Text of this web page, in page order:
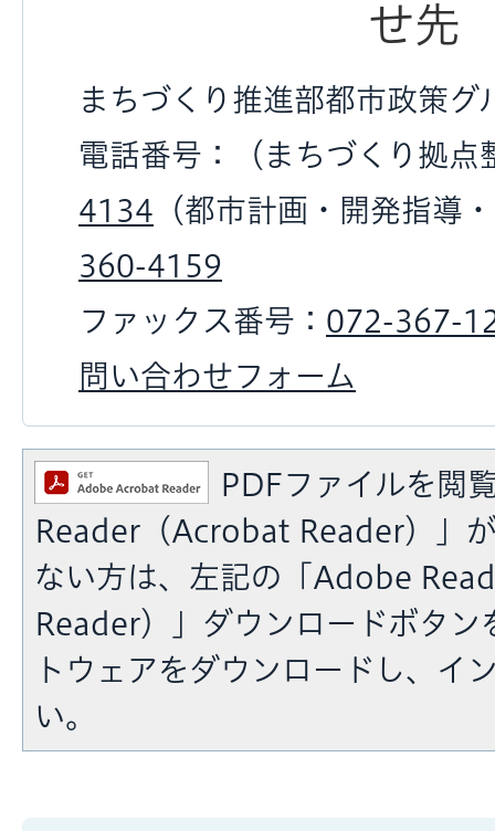
せ先
まちづくり推進部都市政策グ
電話番号：（まちづくり拠点
4134 （都市計画・開発指導
360-4159
ファックス番号： 072-367-
問い合わせフォーム
PDFファイルを閲
Reader（Acrobat Reader）」
ない方は、左記の「Adobe
Reader）」ダウンロードボタン
トウェアをダウンロードし、イ
い。